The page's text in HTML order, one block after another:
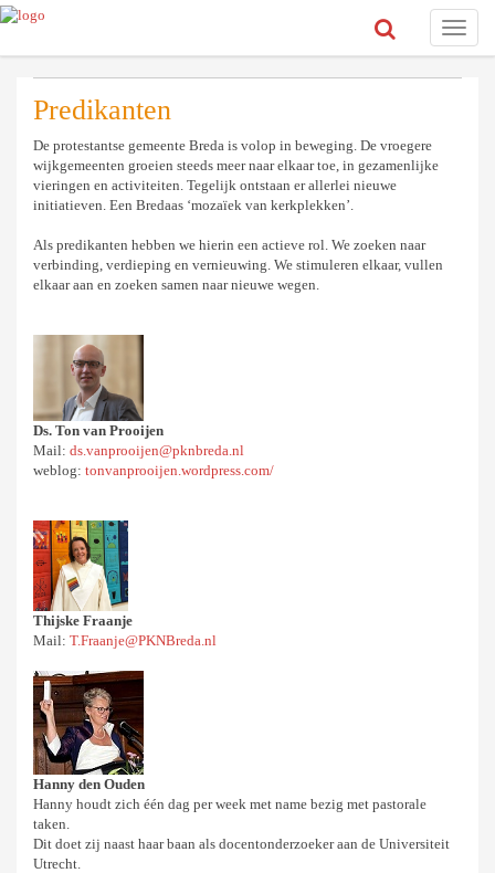
Toggle
Predikanten
De protestantse gemeente Breda is volop in beweging. De vroegere
wijkgemeenten groeien steeds meer naar elkaar toe, in gezamenlijke
vieringen en activiteiten. Tegelijk ontstaan er allerlei nieuwe
initiatieven. Een Bredaas ‘mozaïek van kerkplekken’.
Als predikanten hebben we hierin een actieve rol. We zoeken naar
verbinding, verdieping en vernieuwing. We stimuleren elkaar, vullen
elkaar aan en zoeken samen naar nieuwe wegen.
Ds. Ton van Prooijen
Mail: ds.vanprooijen@pknbreda.nl
weblog: tonvanprooijen.wordpress.com/
Thijske Fraanje
Mail: T.Fraanje@PKNBreda.nl
Hanny den Ouden
Hanny houdt zich één dag per week met name bezig met pastorale
taken.
Dit doet zij naast haar baan als docentonderzoeker aan de Universiteit
Utrecht.